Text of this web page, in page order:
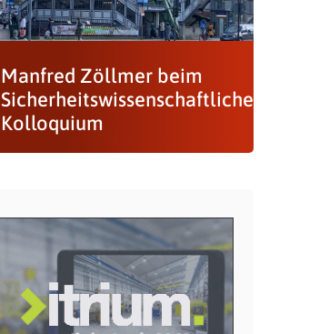
Manfred Zöllmer beim
Sicherheitswissenschaftlichen
Kolloquium